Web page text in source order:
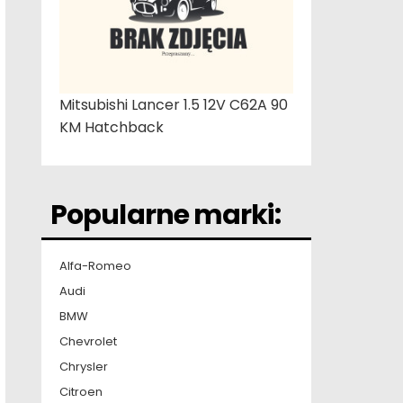
Mitsubishi Lancer 1.5 12V C62A 90
KM Hatchback
Popularne marki:
Alfa-Romeo
Audi
BMW
Chevrolet
Chrysler
Citroen